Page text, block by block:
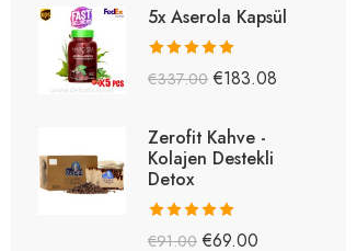
5x Aserola Kapsül
5 üzerinden
€337.00 €183.08
Zerofit Kahve -
Kolajen Destekli
Detox
5 üzerinden
€91.00 €69.00